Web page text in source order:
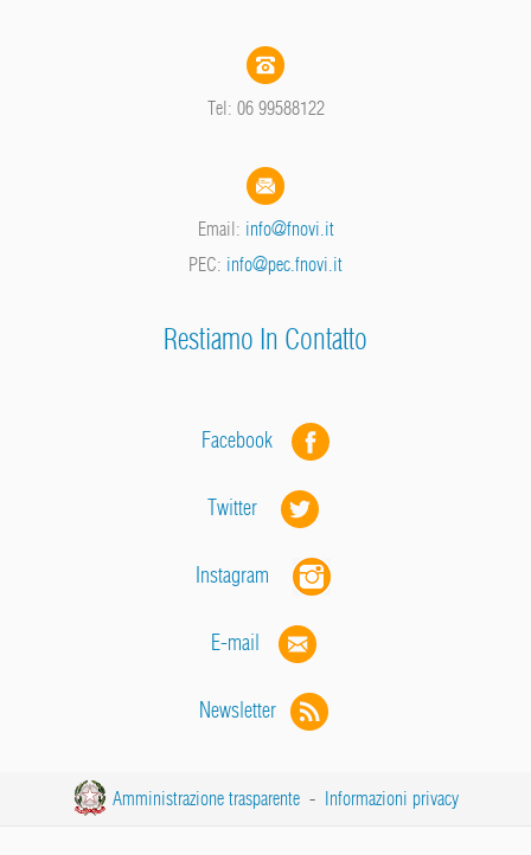
Tel: 06 99588122
Email: info@fnovi.it
PEC: info@pec.fnovi.it
Restiamo In Contatto
Facebook
Twitter
Instagram
E-mail
Newsletter
Amministrazione trasparente - Informazioni privacy